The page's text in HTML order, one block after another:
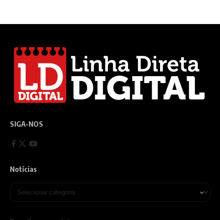
SIGA-NOS
Notícias